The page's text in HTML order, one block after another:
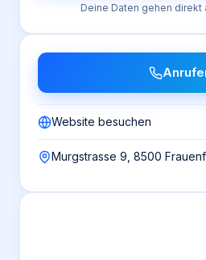
Deine Daten gehen direkt
Website besuchen
Murgstrasse 9, 8500